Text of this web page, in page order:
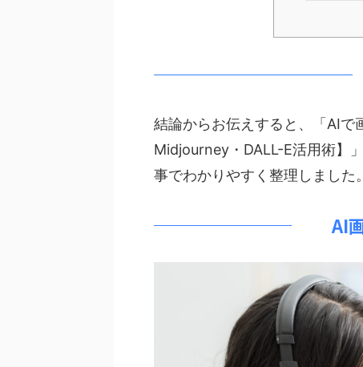
結論からお伝えすると、「AIで
Midjourney・DALL-E活用術】
事でわかりやすく整理しました。
AI